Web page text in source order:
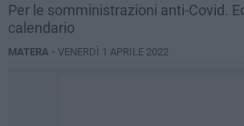
Per le somministrazioni anti-Covid.
calendario
MATERA - VENERDÌ 1 APRILE 2022